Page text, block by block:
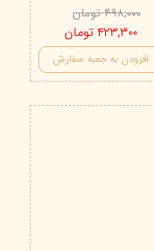
۴۹۸,۰۰۰ تومان
۴۲۳,۳۰۰ تومان
افزودن به جعبه سفارش